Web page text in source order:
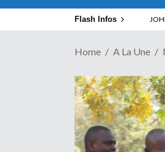
Flash Infos
Home A La Une